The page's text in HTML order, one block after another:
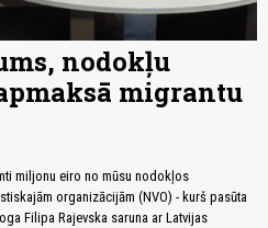
nodokļu
migrantu
miljonu eiro no mūsu nodokļos
organizācijām (NVO) - kurš pasūta
Filipa Rajevska saruna ar Latvijas